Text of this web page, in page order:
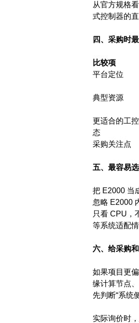
从官方规格
式控制器的直
四、采购时
比较项
平台定位
典型资源
更适合的工
态
采购关注点
五、最容易
把 E2000 当
忽略 E2000
只看 CPU，
等系统适配情
六、给采购
如果项目更
缘计算节点
先判断“系统
实际询价时